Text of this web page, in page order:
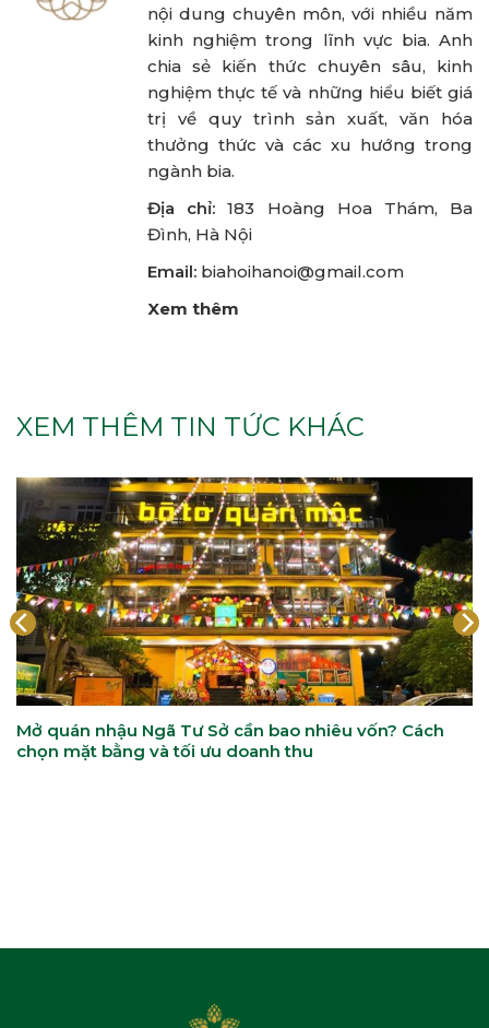
nội dung chuyên môn, với nhiều năm
kinh nghiệm trong lĩnh vực bia. Anh
chia sẻ kiến thức chuyên sâu, kinh
nghiệm thực tế và những hiểu biết giá
trị về quy trình sản xuất, văn hóa
thưởng thức và các xu hướng trong
ngành bia.
Địa chỉ: 183 Hoàng Hoa Thám, Ba
Đình, Hà Nội
Email: biahoihanoi@gmail.com
Xem thêm
XEM THÊM TIN TỨC KHÁC
Mở quán nhậu Ngã Tư Sở cần bao nhiêu vốn? Cách
chọn mặt bằng và tối ưu doanh thu